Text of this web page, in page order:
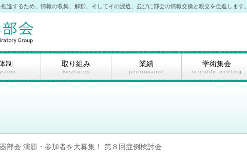
進するため、情報の収集、解釈、そしてその浸透、並びに部会の情報交換と親交を促進します。
制 取り組み
measures
業績
performance
学術集会
scientific meeting
部会 演題・参加者を大募集！ 第８回症例検討会